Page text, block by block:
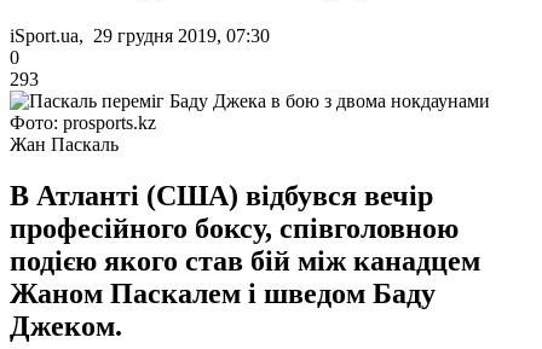
iSport.ua, 29 грудня 2019, 07:30
0
293
Фото: prosports.kz
Жан Паскаль
В Атланті (США) відбувся вечір
професійного боксу, співголовною
подією якого став бій між канадцем
Жаном Паскалем і шведом Баду
Джеком.